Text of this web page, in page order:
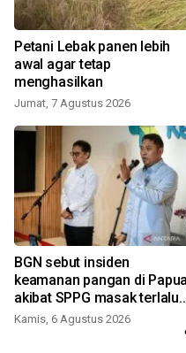
Petani Lebak panen lebih
awal agar tetap
menghasilkan
Jumat, 7 Agustus 2026
BGN sebut insiden
keamanan pangan di Papua
akibat SPPG masak terlalu
awal
Kamis, 6 Agustus 2026